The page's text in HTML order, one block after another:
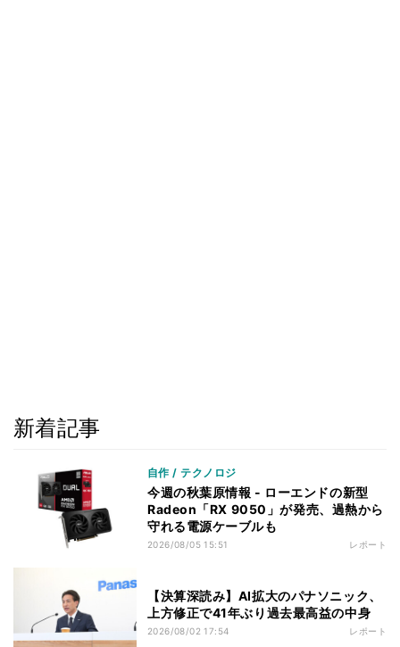
新着記事
自作 / テクノロジ
今週の秋葉原情報 - ローエンドの新型
Radeon「RX 9050」が発売、過熱から
守れる電源ケーブルも
2026/08/05 15:51 レポート
【決算深読み】AI拡大のパナソニック、
上方修正で41年ぶり過去最高益の中身
2026/08/02 17:54 レポート